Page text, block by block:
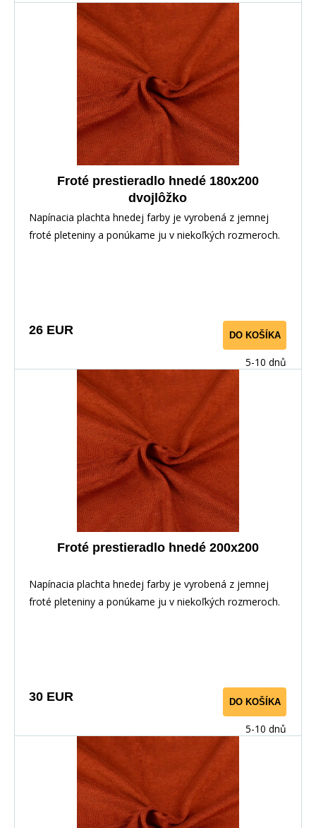
Froté prestieradlo hnedé 180x200
dvojlôžko
Napínacia plachta hnedej farby je vyrobená z jemnej
froté pleteniny a ponúkame ju v niekoľkých rozmeroch.
26 EUR DO KOŠÍKA
5-10 dnů
Froté prestieradlo hnedé 200x200
Napínacia plachta hnedej farby je vyrobená z jemnej
froté pleteniny a ponúkame ju v niekoľkých rozmeroch.
30 EUR DO KOŠÍKA
5-10 dnů